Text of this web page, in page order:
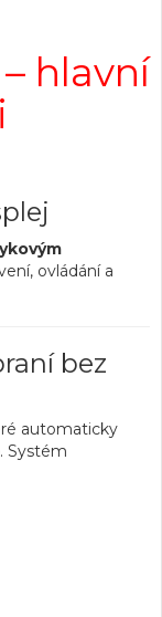
hlavní
ovládání a
bez
automaticky
Systém